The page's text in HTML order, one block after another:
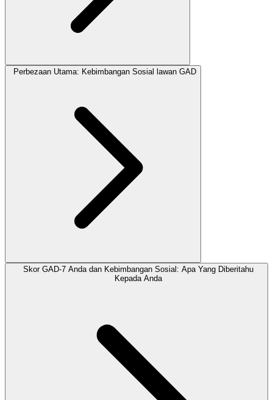
Perbezaan Utama: Kebimbangan Sosial lawan GAD
Skor GAD-7 Anda dan Kebimbangan Sosial: Apa Yang Diberitahu
Kepada Anda